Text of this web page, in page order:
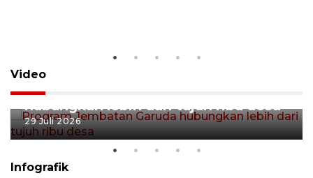
Video
Program Jembatan Garuda
hubungkan lebih dari tujuh ribu desa
29 Juli 2026
Infografik